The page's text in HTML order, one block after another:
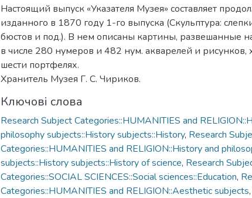
Настоящий выпуск «Указателя Музея» составляет
изданного в 1870 году 1-го выпуска (Скульптура:
бюстов и под.). В нем описаны картины, развешанные
в числе 280 нумеров и 482 нум. акварелей и рисунков,
шести портфелях.
Хранитель Музея Г. С. Чириков.
Ключові слова
Research Subject Categories::HUMANITIES and
philosophy subjects::History subjects::History, Research
Categories::HUMANITIES and RELIGION::History and
subjects::History subjects::History of science, Research
Categories::SOCIAL SCIENCES::Social sciences::Education,
Categories::HUMANITIES and RELIGION::Aesthetic subjects,